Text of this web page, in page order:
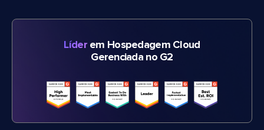
Líderem Hospedagem Cloud
Gerenciada no G2